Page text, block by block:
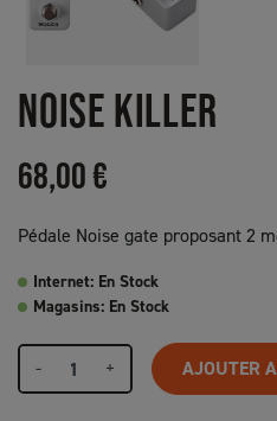
NOISE KILLER
68,00 €
Pédale Noise gate proposant 2
Internet: En Stock
Magasins: En Stock
- + AJOUTER